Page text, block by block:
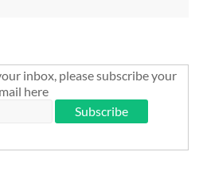
inbox, please subscribe your
here